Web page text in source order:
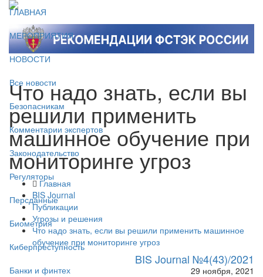
ГЛАВНАЯ
МЕРОПРИЯТИЯ
НОВОСТИ
Все новости
Безопасникам
Комментарии экспертов
Законодательство
Регуляторы
Персданные
Биометрия
Киберпреступность
Банки и финтех
Что надо знать, если вы
решили применить
машинное обучение при
мониторинге угроз
Главная
BIS Journal
Публикации
Угрозы и решения
Что надо знать, если вы решили применить машинное
обучение при мониторинге угроз
BIS Journal №4(43)/2021
29 ноября, 2021